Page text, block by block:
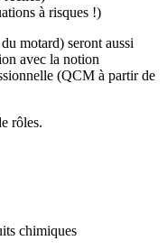
à risques !)
motard) seront aussi
avec la notion
(QCM à partir de
rôles.
chimiques